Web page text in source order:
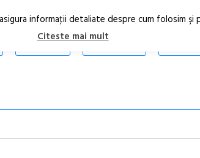
informaţii detaliate despre cum folosim
Citeste mai mult